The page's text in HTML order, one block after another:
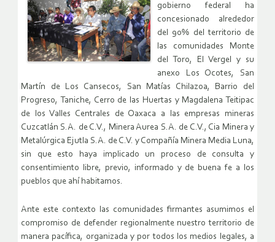
gobierno federal ha
concesionado alrededor
del 90% del territorio de
las comunidades Monte
del Toro, El Vergel y su
anexo Los Ocotes, San
Martín de Los Cansecos, San Matías Chilazoa, Barrio del
Progreso, Taniche, Cerro de las Huertas y Magdalena Teitipac
de los Valles Centrales de Oaxaca a las empresas mineras
Cuzcatlán S.A. de C.V., Minera Aurea S.A. de C.V., Cia Minera y
Metalúrgica Ejutla S.A. de C.V. y Compañía Minera Media Luna,
sin que esto haya implicado un proceso de consulta y
consentimiento libre, previo, informado y de buena fe a los
pueblos que ahí habitamos.
Ante este contexto las comunidades firmantes asumimos el
compromiso de defender regionalmente nuestro territorio de
manera pacífica, organizada y por todos los medios legales, a